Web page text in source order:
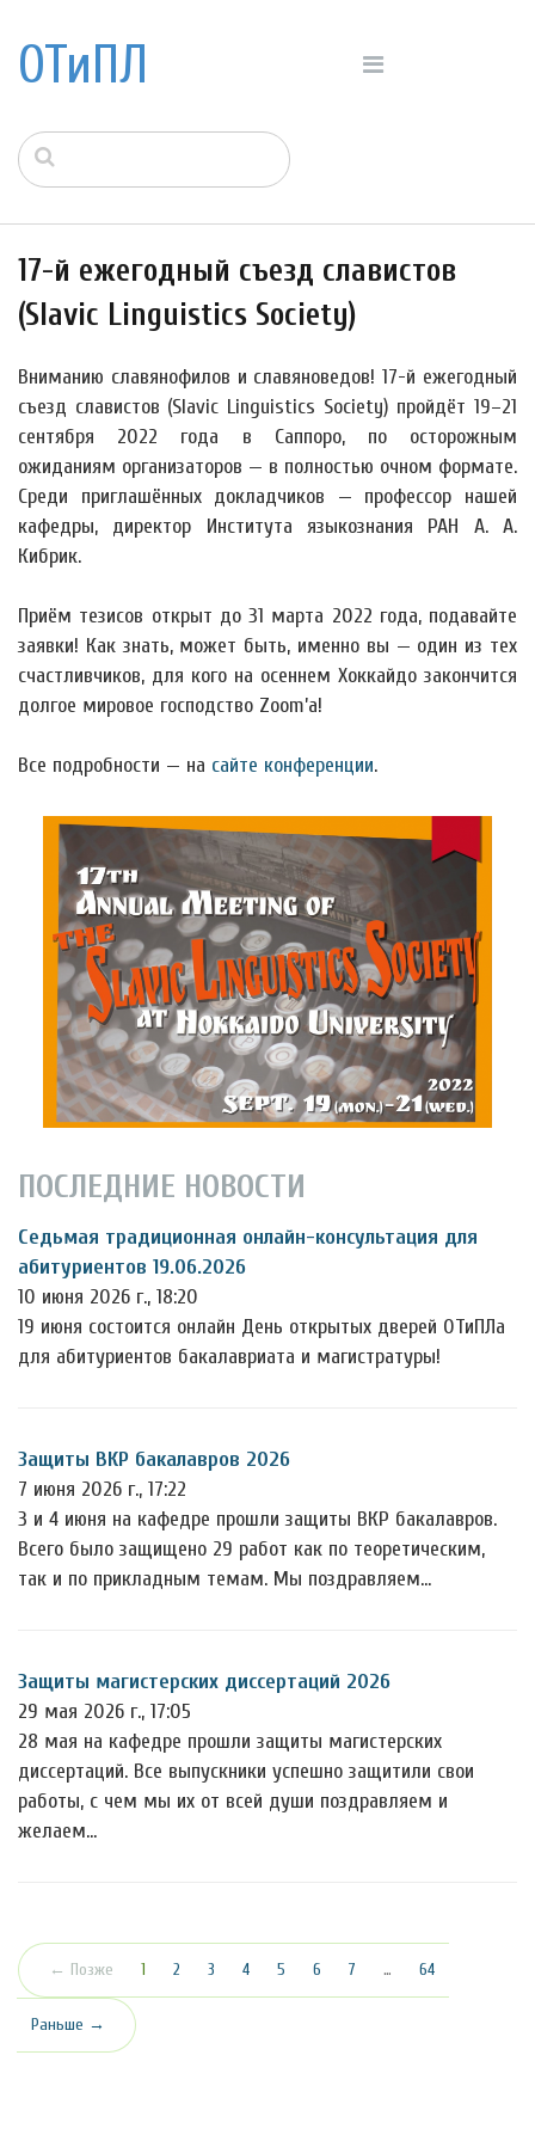
ОТиПЛ
17-й ежегодный съезд славистов
(Slavic Linguistics Society)
Вниманию славянофилов и славяноведов! 17-й ежегодный
съезд славистов (Slavic Linguistics Society) пройдёт 19–21
сентября 2022 года в Саппоро, по осторожным
ожиданиям организаторов — в полностью очном формате.
Среди приглашённых докладчиков — профессор нашей
кафедры, директор Института языкознания РАН А. А.
Кибрик.
Приём тезисов открыт до 31 марта 2022 года, подавайте
заявки! Как знать, может быть, именно вы — один из тех
счастливчиков, для кого на осеннем Хоккайдо закончится
долгое мировое господство Zoom’а!
Все подробности — на сайте конференции.
ПОСЛЕДНИЕ НОВОСТИ
Седьмая традиционная онлайн-консультация для
абитуриентов 19.06.2026
10 июня 2026 г., 18:20
19 июня состоится онлайн День открытых дверей ОТиПЛа
для абитуриентов бакалавриата и магистратуры!
Защиты ВКР бакалавров 2026
7 июня 2026 г., 17:22
3 и 4 июня на кафедре прошли защиты ВКР бакалавров.
Всего было защищено 29 работ как по теоретическим,
так и по прикладным темам. Мы поздравляем…
Защиты магистерских диссертаций 2026
29 мая 2026 г., 17:05
28 мая на кафедре прошли защиты магистерских
диссертаций. Все выпускники успешно защитили свои
работы, с чем мы их от всей души поздравляем и
желаем…
← Позже 1 (текущая)
2 3 4 5 6 7 … 64
Раньше →